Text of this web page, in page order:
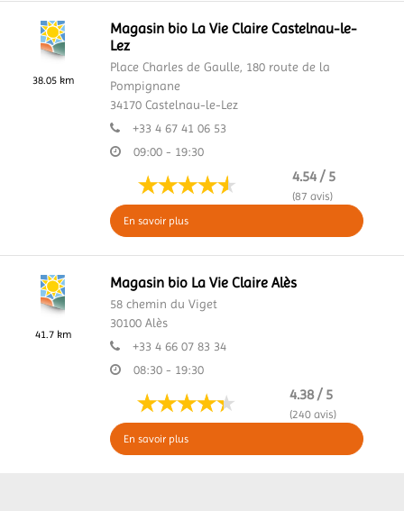
38.05 km
Magasin bio La Vie Claire Castelnau-le-
Lez
Place Charles de Gaulle, 180 route de la
Pompignane
34170 Castelnau-le-Lez
+33 4 67 41 06 53
09:00 - 19:30
4.54 / 5
(87 avis)
En savoir plus
41.7 km
Magasin bio La Vie Claire Alès
58 chemin du Viget
30100 Alès
+33 4 66 07 83 34
08:30 - 19:30
4.38 / 5
(240 avis)
En savoir plus